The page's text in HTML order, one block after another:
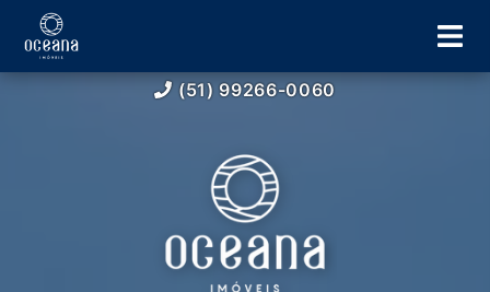
(51) 99266-0060